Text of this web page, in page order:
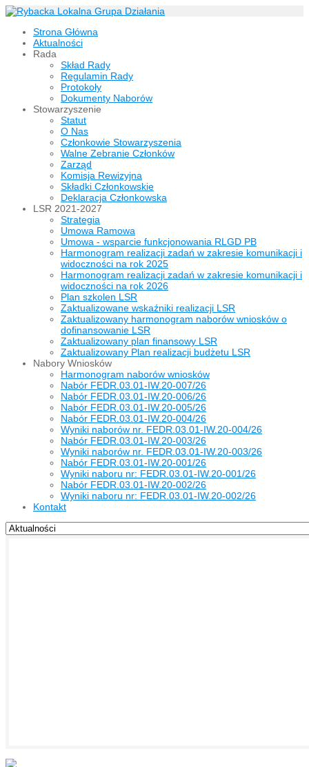
Strona Główna
Aktualności
Rada
Skład Rady
Regulamin Rady
Protokoły
Dokumenty Naborów
Stowarzyszenie
Statut
O Nas
Członkowie Stowarzyszenia
Walne Zebranie Członków
Zarząd
Komisja Rewizyjna
Składki Członkowskie
Deklaracja Członkowska
LSR 2021-2027
Strategia
Umowa Ramowa
Umowa - wsparcie funkcjonowania RLGD PB
Harmonogram realizacji zadań w zakresie komunikacji i
widoczności na rok 2025
Harmonogram realizacji zadań w zakresie komunikacji i
widoczności na rok 2026
Plan szkolen LSR
Zaktualizowane wskaźniki realizacji LSR
Zaktualizowany harmonogram naborów wniosków o
dofinansowanie LSR
Zaktualizowany plan finansowy LSR
Zaktualizowany Plan realizacji budżetu LSR
Nabory Wniosków
Harmonogram naborów wniosków
Nabór FEDR.03.01-IW.20-007/26
Nabór FEDR.03.01-IW.20-006/26
Nabór FEDR.03.01-IW.20-005/26
Nabór FEDR.03.01-IW.20-004/26
Wyniki naborów nr. FEDR.03.01-IW.20-004/26
Nabór FEDR.03.01-IW.20-003/26
Wyniki naborów nr. FEDR.03.01-IW.20-003/26
Nabór FEDR.03.01-IW.20-001/26
Wyniki naboru nr: FEDR.03.01-IW.20-001/26
Nabór FEDR.03.01-IW.20-002/26
Wyniki naboru nr: FEDR.03.01-IW.20-002/26
Kontakt